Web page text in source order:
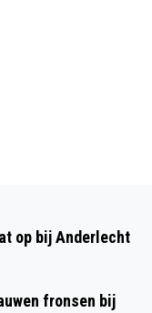
op bij Anderlecht
fronsen bij